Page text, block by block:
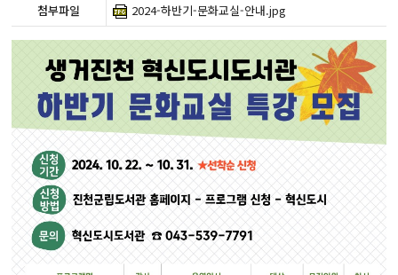
첨부파일 2024-하반기-문화교실-안내.jpg